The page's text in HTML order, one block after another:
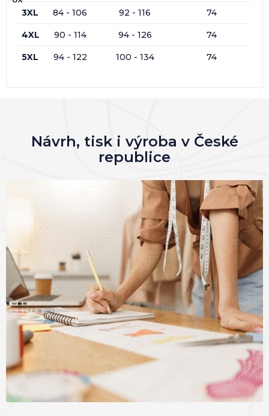
3XL 84 - 106 92 - 116 74
4XL 90 - 114 94 - 126 74
5XL 94 - 122 100 - 134 74
Návrh, tisk i výroba v České
republice